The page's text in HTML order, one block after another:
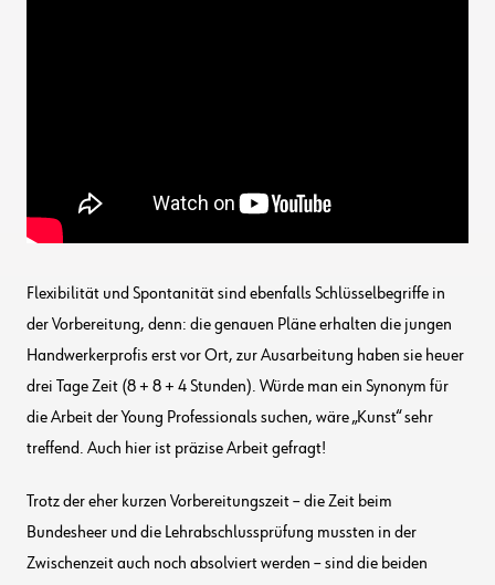
Flexibilität und Spontanität sind ebenfalls Schlüsselbegriffe in
der Vorbereitung, denn: die genauen Pläne erhalten die jungen
Handwerkerprofis erst vor Ort, zur Ausarbeitung haben sie heuer
drei Tage Zeit (8 + 8 + 4 Stunden). Würde man ein Synonym für
die Arbeit der Young Professionals suchen, wäre „Kunst“ sehr
treffend. Auch hier ist präzise Arbeit gefragt!
Trotz der eher kurzen Vorbereitungszeit – die Zeit beim
Bundesheer und die Lehrabschlussprüfung mussten in der
Zwischenzeit auch noch absolviert werden – sind die beiden